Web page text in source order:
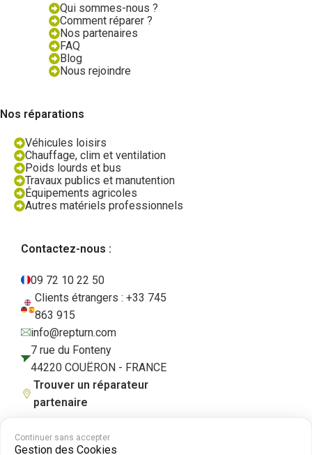
Qui sommes-nous ?
Comment réparer ?
Nos partenaires
FAQ
Blog
Nous rejoindre
Nos réparations
Véhicules loisirs
Chauffage, clim et ventilation
Poids lourds et bus
Travaux publics et manutention
Équipements agricoles
Autres matériels professionnels
Contactez-nous :
09 72 10 22 50
Clients étrangers : +33 745
863 915
info@repturn.com
7 rue du Fonteny
44220 COUËRON - FRANCE
Trouver un réparateur
partenaire
Continuer sans accepter
Gestion des Cookies